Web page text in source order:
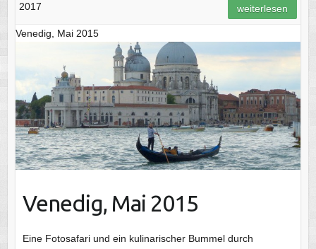
2017
weiterlesen
Venedig, Mai 2015
Venedig, Mai 2015
Eine Fotosafari und ein kulinarischer Bummel durch